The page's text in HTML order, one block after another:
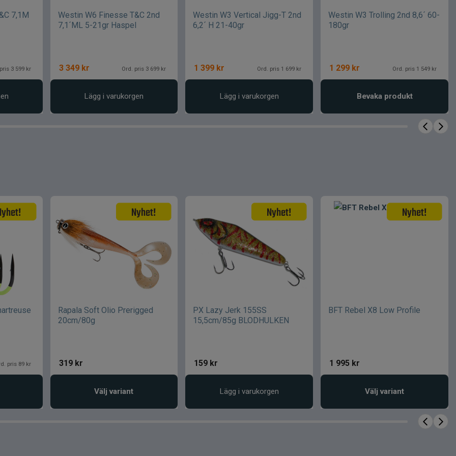
7,1M
3 599 kr
Westin W6 Finesse T&C 2nd
7,1´ML 5-21gr Haspel
3 349 kr Ord. pris 3 699 kr
Lägg i varukorgen
Westin W3 Vertical Jigg-T 2nd
6,2´ H 21-40gr
1 399 kr Ord. pris 1 699 kr
Lägg i varukorgen
Westin W3 Trolling 2nd 8,6´ 60-
180gr
1 299 kr Ord. pris 1 549 kr
Bevaka produkt
pris 89 kr
Rapala Soft Olio Prerigged
20cm/80g
319 kr
Välj variant
PX Lazy Jerk 155SS
15,5cm/85g BLODHULKEN
159 kr
Lägg i varukorgen
BFT Rebel X8 Low Profile
1 995 kr
Välj variant